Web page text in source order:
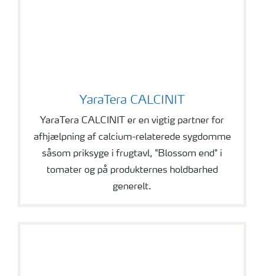
YaraTera CALCINIT
YaraTera CALCINIT er en vigtig partner for
afhjælpning af calcium-relaterede sygdomme
såsom priksyge i frugtavl, "Blossom end" i
tomater og på produkternes holdbarhed
generelt.